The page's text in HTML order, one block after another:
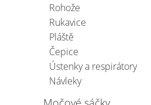
Rohože
Rukavice
Pláště
Čepice
Ústenky a respirátory
Návleky